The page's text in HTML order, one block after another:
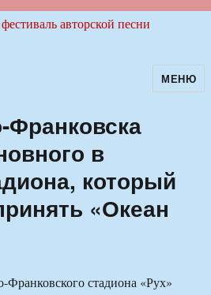
авторскойМЕНЮ
в
который
«Океан
Франковского стадиона «Рух»